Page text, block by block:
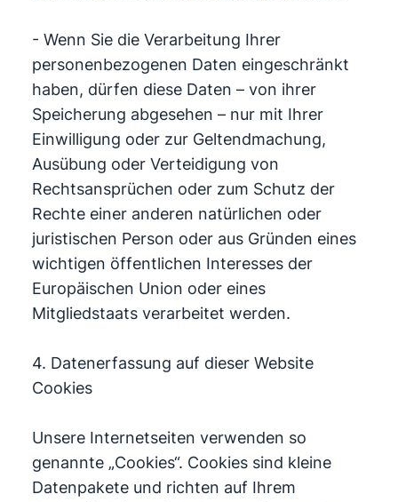
- Wenn Sie die Verarbeitung Ihrer
personenbezogenen Daten eingeschränkt
haben, dürfen diese Daten – von ihrer
Speicherung abgesehen – nur mit Ihrer
Einwilligung oder zur Geltendmachung,
Ausübung oder Verteidigung von
Rechtsansprüchen oder zum Schutz der
Rechte einer anderen natürlichen oder
juristischen Person oder aus Gründen eines
wichtigen öffentlichen Interesses der
Europäischen Union oder eines
Mitgliedstaats verarbeitet werden.
4. Datenerfassung auf dieser Website
Cookies
Unsere Internetseiten verwenden so
genannte „Cookies“. Cookies sind kleine
Datenpakete und richten auf Ihrem